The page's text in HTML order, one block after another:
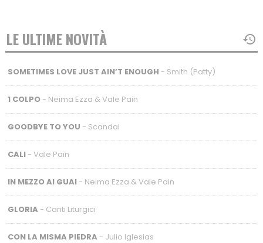
LE ULTIME NOVITÀ
SOMETIMES LOVE JUST AIN’T ENOUGH - Smith (Patty)
1 COLPO- Neima Ezza & Vale Pain
GOODBYE TO YOU - Scandal
CALI- Vale Pain
IN MEZZO AI GUAI- Neima Ezza & Vale Pain
GLORIA - Canti Liturgici
CON LA MISMA PIEDRA - Julio Iglesias